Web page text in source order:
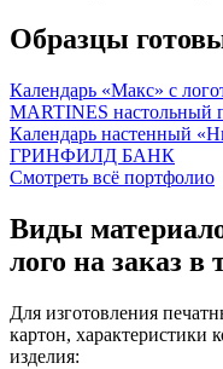
Образцы
Календарь «Макс» с
MARTINES настольный
Календарь настенный
ГРИНФИЛД БАНК
Смотреть всё портфолио
Виды
лого на заказ в
Для изготовления
картон, характеристики
изделия: